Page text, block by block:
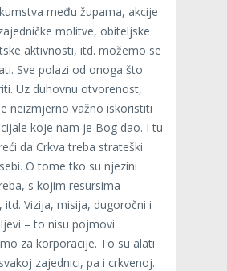
među župama, akcije
molitve, obiteljske
aktivnosti, itd. možemo se
Sve polazi od onoga što
Uz duhovnu otvorenost,
neizmjerno važno iskoristiti
koje nam je Bog dao. I tu
da Crkva treba strateški
O tome tko su njezini
s kojim resursima
itd. Vizija, misija, dugoročni i
– to nisu pojmovi
za korporacije. To su alati
zajednici, pa i crkvenoj.